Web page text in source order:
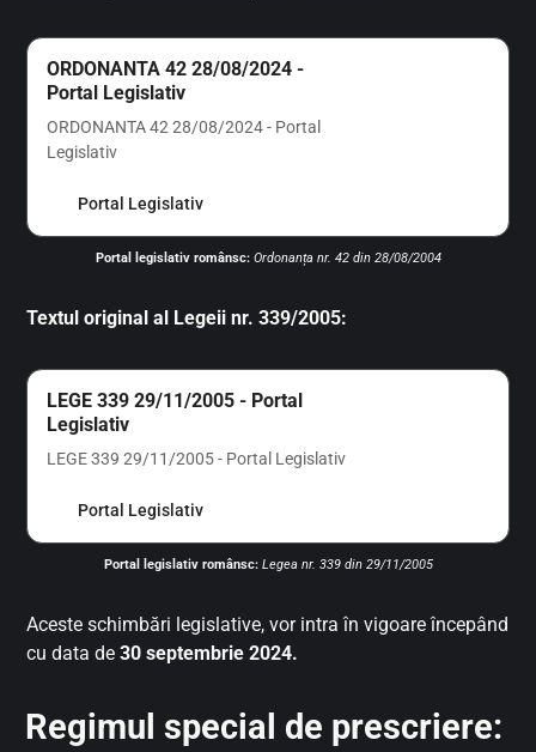
ORDONANTA 42 28/08/2024 -
Portal Legislativ
ORDONANTA 42 28/08/2024 - Portal
Legislativ
Portal Legislativ
Portal legislativ românsc: Ordonanța nr. 42 din 28/08/2004
Textul original al Legeii nr. 339/2005:
LEGE 339 29/11/2005 - Portal
Legislativ
LEGE 339 29/11/2005 - Portal Legislativ
Portal Legislativ
Portal legislativ românsc: Legea nr. 339 din 29/11/2005
Aceste schimbări legislative, vor intra în vigoare începând
cu data de30 septembrie 2024.
Regimul special de prescriere: